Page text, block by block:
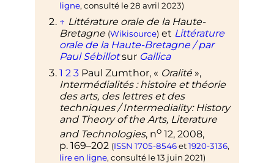
ligne, consulté le28 avril 2023)
↑ Littérature orale de la Haute-
Bretagne (Wikisource) et Littérature
orale de la Haute-Bretagne / par
Paul Sébillotsur Gallica
1 2 3 Paul Zumthor, « Oralité »,
Intermédialités : histoire et théorie
des arts, des lettres et des
techniques / Intermediality: History
and Theory of the Arts, Literature
and Technologies, no 12, 2008,
p. 169–202 (ISSN 1705-8546et1920-3136,
lire en ligne, consulté le13 juin 2021)